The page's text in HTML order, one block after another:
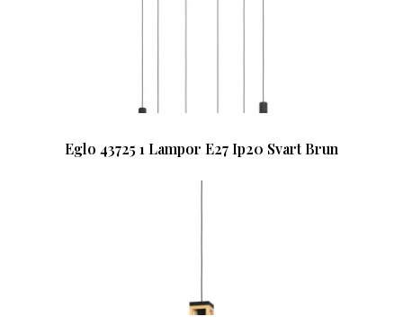
Eglo 43725 1 Lampor E27 Ip20 Svart Brun